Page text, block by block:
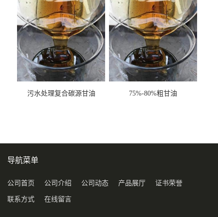
污水处理复合碳源甘油
75%-80%粗甘油
导航菜单
公司首页 公司介绍 公司动态 产品展厅 证书荣誉
联系方式 在线留言